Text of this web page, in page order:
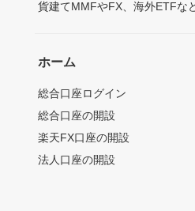
貨建てMMFやFX、海外ETFな
ホーム
総合口座ログイン
総合口座の開設
楽天FX口座の開設
法人口座の開設